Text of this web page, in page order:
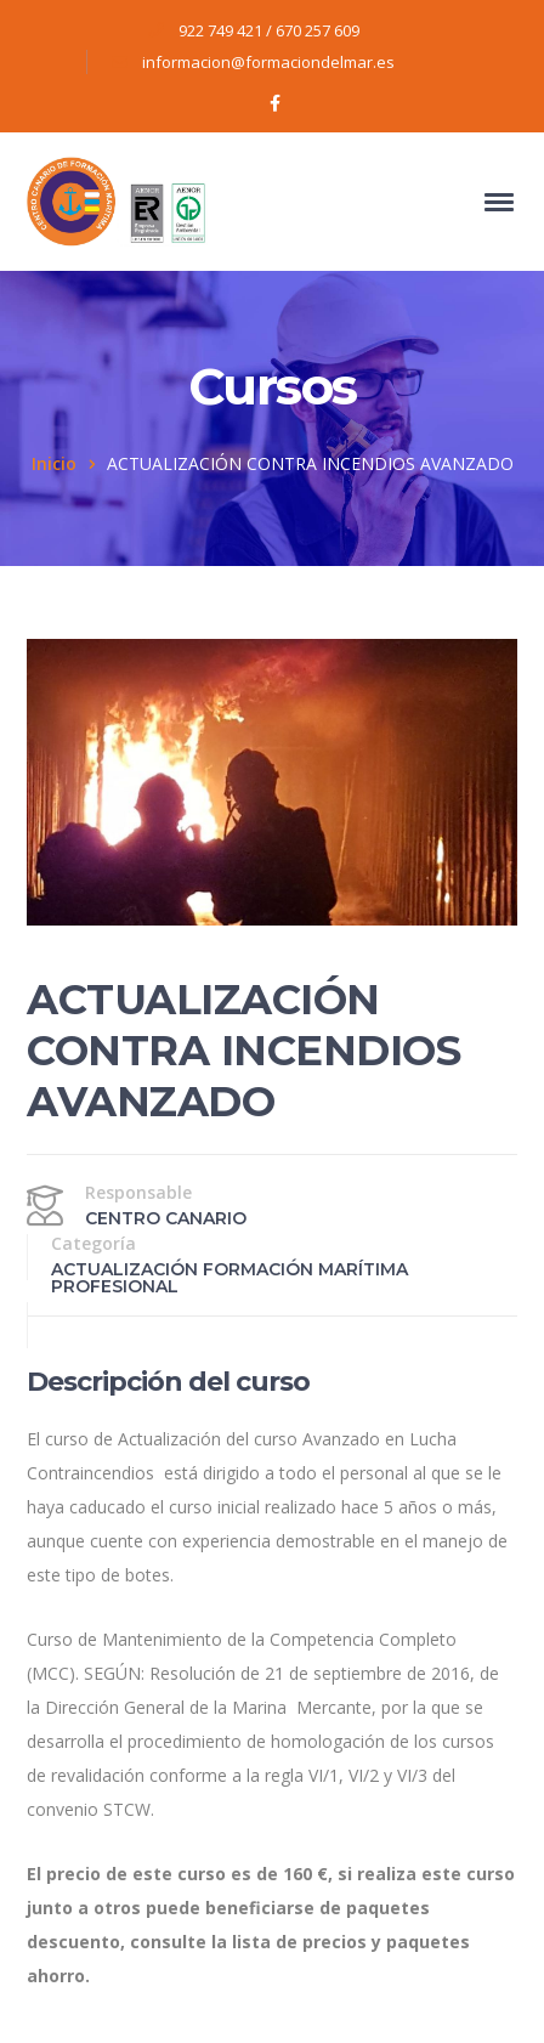
922 749 421 / 670 257 609
informacion@formaciondelmar.es
Facebook
Profile
Cursos
Inicio ACTUALIZACIÓN CONTRA INCENDIOS AVANZADO
ACTUALIZACIÓN
CONTRA INCENDIOS
AVANZADO
Responsable
CENTRO CANARIO
Categoría
ACTUALIZACIÓN FORMACIÓN MARÍTIMA
PROFESIONAL
Descripción del curso
El curso de Actualización del curso Avanzado en Lucha
Contraincendios está dirigido a todo el personal al que se le
haya caducado el curso inicial realizado hace 5 años o más,
aunque cuente con experiencia demostrable en el manejo de
este tipo de botes.
Curso de Mantenimiento de la Competencia Completo
(MCC). SEGÚN: Resolución de 21 de septiembre de 2016, de
la Dirección General de la Marina Mercante, por la que se
desarrolla el procedimiento de homologación de los cursos
de revalidación conforme a la regla VI/1, VI/2 y VI/3 del
convenio STCW.
El precio de este curso es de 160 €, si realiza este curso
junto a otros puede beneficiarse de paquetes
descuento, consulte la lista de precios y paquetes
ahorro.